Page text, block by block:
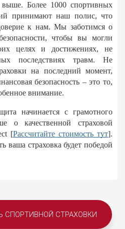
Более 1000 спортивных
принимают наш полис, что
к нам. Мы заботимся о
чтобы вы могли
целях и достижениях, не
последствиях травм. Не
на последний момент,
безопасность – это то,
внимание.
начинается с грамотного
о качественной страховой
[Рассчитайте стоимость тут].
ваша страховка будет победой
СПОРТИВНОЙ СТРАХОВКИ